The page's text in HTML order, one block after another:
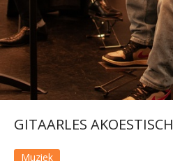
GITAARLES AKOESTISCH
Muziek